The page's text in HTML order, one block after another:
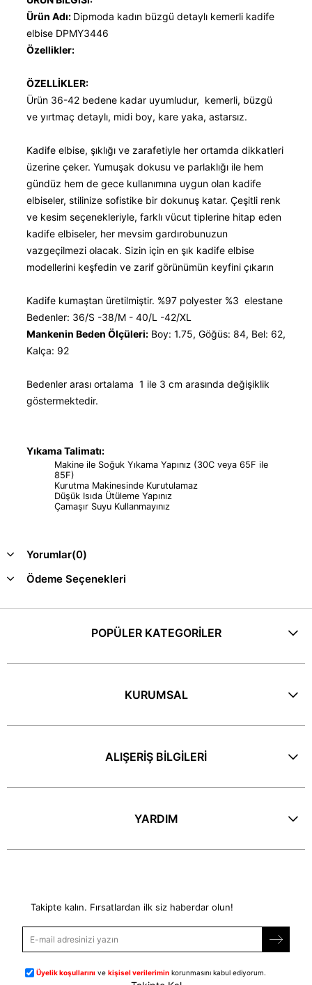
Ürün Adı: Dipmoda kadın büzgü detaylı kemerli kadife
elbise DPMY3446
Özellikler:
ÖZELLİKLER:
Ürün 36-42 bedene kadar uyumludur, kemerli, büzgü
ve yırtmaç detaylı, midi boy, kare yaka, astarsız.
Kadife elbise, şıklığı ve zarafetiyle her ortamda dikkatleri
üzerine çeker. Yumuşak dokusu ve parlaklığı ile hem
gündüz hem de gece kullanımına uygun olan kadife
elbiseler, stilinize sofistike bir dokunuş katar. Çeşitli renk
ve kesim seçenekleriyle, farklı vücut tiplerine hitap eden
kadife elbiseler, her mevsim gardırobunuzun
vazgeçilmezi olacak. Sizin için en şık kadife elbise
modellerini keşfedin ve zarif görünümün keyfini çıkarın
Kadife kumaştan üretilmiştir. %97 polyester %3 elestane
Bedenler: 36/S -38/M - 40/L -42/XL
Mankenin Beden Ölçüleri: Boy: 1.75, Göğüs: 84, Bel: 62,
Kalça: 92
Bedenler arası ortalama 1 ile 3 cm arasında değişiklik
göstermektedir.
Yıkama Talimatı:
Makine ile Soğuk Yıkama Yapınız (30C veya 65F ile
85F)
Kurutma Makinesinde Kurutulamaz
Düşük Isıda Ütüleme Yapınız
Çamaşır Suyu Kullanmayınız
Yorumlar(0)
Ödeme Seçenekleri
POPÜLER KATEGORİLER
KURUMSAL
ALIŞERİŞ BİLGİLERİ
YARDIM
Takipte kalın. Fırsatlardan ilk siz haberdar olun!
Üyelik koşullarını vekişisel verilerimin korunmasını kabul ediyorum.